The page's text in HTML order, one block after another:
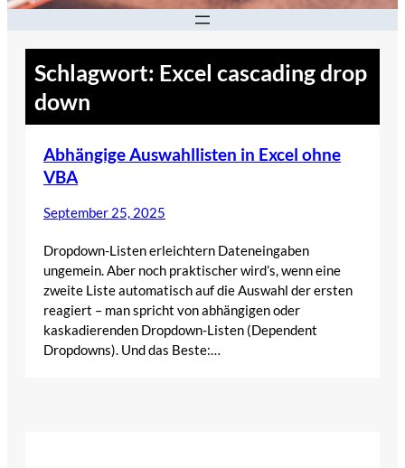
Schlagwort: Excel cascading drop
down
Abhängige Auswahllisten in Excel ohne
VBA
September 25, 2025
Dropdown-Listen erleichtern Dateneingaben
ungemein. Aber noch praktischer wird’s, wenn eine
zweite Liste automatisch auf die Auswahl der ersten
reagiert – man spricht von abhängigen oder
kaskadierenden Dropdown-Listen (Dependent
Dropdowns). Und das Beste:…